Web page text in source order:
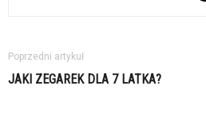
Poprzedni artykuł
JAKI ZEGAREK DLA 7 LATKA?